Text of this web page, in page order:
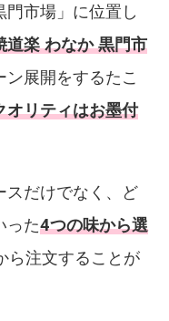
市場」に位置し
道楽 わなか 黒門市
展開をするたこ
オリティはお墨付
スだけでなく、ど
った4つの味から選
ら注文することが